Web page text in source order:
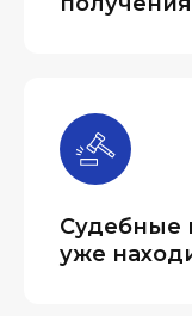
Судебные
уже